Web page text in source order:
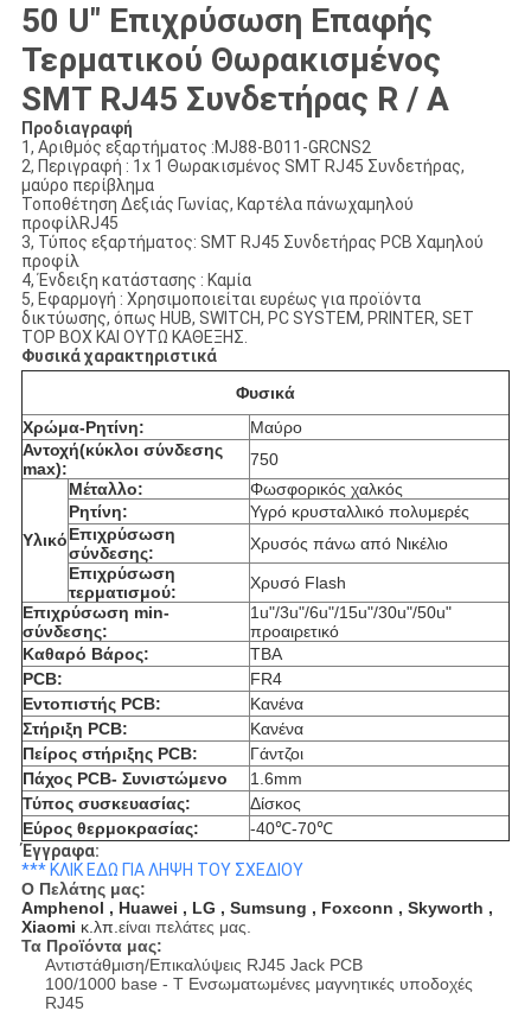
50 U" Επιχρύσωση Επαφής
Τερματικού Θωρακισμένος
SMT RJ45 Συνδετήρας R / A
Προδιαγραφή
1, Αριθμός εξαρτήματος :MJ88-B011-GRCNS2
2, Περιγραφή : 1x 1 Θωρακισμένος SMT RJ45 Συνδετήρας,
μαύρο περίβλημα
Τοποθέτηση Δεξιάς Γωνίας, Καρτέλα πάνωχαμηλού
προφίλRJ45
3, Τύπος εξαρτήματος: SMT RJ45 Συνδετήρας PCB Χαμηλού
προφίλ
4, Ένδειξη κατάστασης : Καμία
5, Εφαρμογή : Χρησιμοποιείται ευρέως για προϊόντα
δικτύωσης, όπως HUB, SWITCH, PC SYSTEM, PRINTER, SET
TOP BOX ΚΑΙ ΟΥΤΩ ΚΑΘΕΞΗΣ.
Φυσικά χαρακτηριστικά
Φυσικά
Χρώμα-Ρητίνη:
Μαύρο
Αντοχή(κύκλοι σύνδεσης
max):
750
Υλικό
Μέταλλο:
Φωσφορικός χαλκός
Ρητίνη:
Υγρό κρυσταλλικό πολυμερές
Επιχρύσωση
σύνδεσης:
Χρυσός πάνω από Νικέλιο
Επιχρύσωση
τερματισμού:
Χρυσό Flash
Επιχρύσωση min-
σύνδεσης:
1u"/3u"/6u"/15u"/30u"/50u"
προαιρετικό
Καθαρό Βάρος:
TBA
PCB:
FR4
Εντοπιστής PCB:
Κανένα
Στήριξη PCB:
Κανένα
Πείρος στήριξης PCB:
Γάντζοι
Πάχος PCB- Συνιστώμενο
1.6mm
Τύπος συσκευασίας:
Δίσκος
Εύρος θερμοκρασίας:
-40℃-70℃
Έγγραφα:
*** ΚΛΙΚ ΕΔΩ ΓΙΑ ΛΗΨΗ ΤΟΥ ΣΧΕΔΙΟΥ
Ο Πελάτης μας:
Amphenol , Huawei , LG , Sumsung , Foxconn , Skyworth ,
Xiaomi κ.λπ.είναι πελάτες μας.
Τα Προϊόντα μας:
Αντιστάθμιση/Επικαλύψεις RJ45 Jack PCB
100/1000 base - T Ενσωματωμένες μαγνητικές υποδοχές
RJ45